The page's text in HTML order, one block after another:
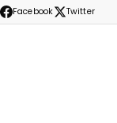
Facebook Twitter